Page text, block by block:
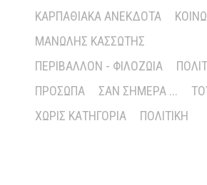
ΚΑΡΠΑΘΙΑΚΆ ΑΝΈΚΔΟΤΑ
ΜΑΝΏΛΗΣ ΚΑΣΣΏΤΗΣ
ΠΕΡΙΒΆΛΛΟΝ - ΦΙΛΟΖΩΊΑ
ΠΡΌΣΩΠΑ
ΣΑΝ ΣΉΜΕΡΑ ...
ΧΩΡΊΣ ΚΑΤΗΓΟΡΊΑ
ΠΟΛΙΤΙΚΉ